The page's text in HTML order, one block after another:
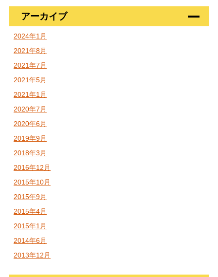
アーカイブ
2024年1月
2021年8月
2021年7月
2021年5月
2021年1月
2020年7月
2020年6月
2019年9月
2018年3月
2016年12月
2015年10月
2015年9月
2015年4月
2015年1月
2014年6月
2013年12月